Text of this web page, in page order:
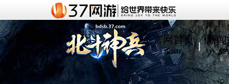
官网首页
HOME
新